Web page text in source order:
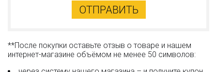
ОТПРАВИТЬ
**После покупки оставьте отзыв о товаре и нашем
интернет-магазине объёмом не менее 50 символов: